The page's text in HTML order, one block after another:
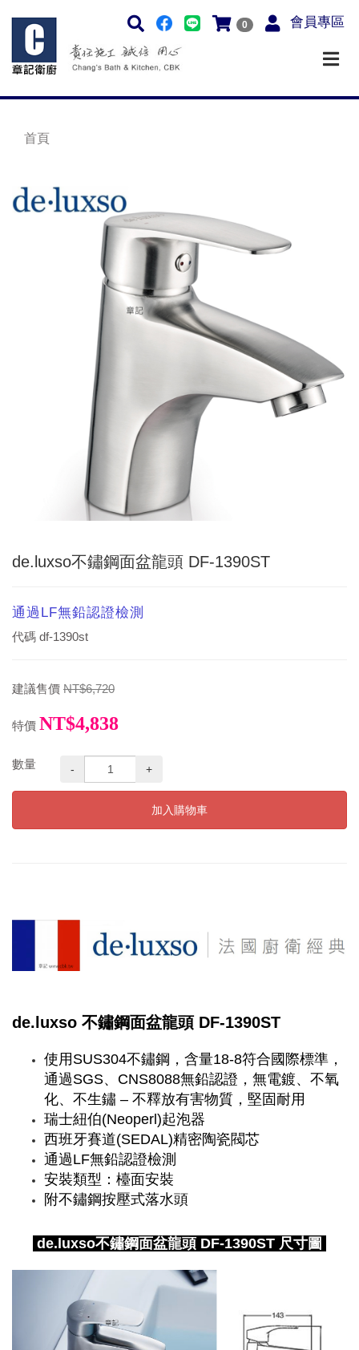
0 會員專區
首頁
de.luxso不鏽鋼面盆龍頭 DF-1390ST
通過LF無鉛認證檢測
代碼 df-1390st
建議售價 NT$6,720
特價 NT$4,838
數量 - +
加入購物車
de.luxso 不鏽鋼面盆龍頭 DF-1390ST
使用SUS304不鏽鋼，含量18-8符合國際標準，
通過SGS、CNS8088無鉛認證，無電鍍、不氧
化、不生鏽 – 不釋放有害物質，堅固耐用
瑞士紐伯(Neoperl)起泡器
西班牙賽道(SEDAL)精密陶瓷閥芯
通過LF無鉛認證檢測
安裝類型：檯面安裝
附不鏽鋼按壓式落水頭
de.luxso不鏽鋼面盆龍頭 DF-1390ST 尺寸圖